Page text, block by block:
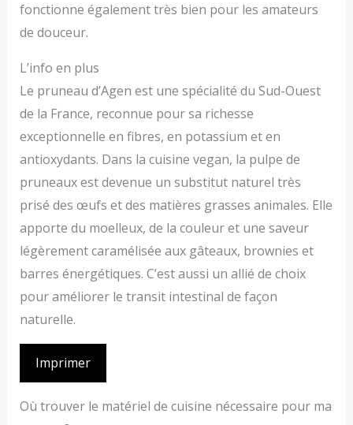
fonctionne également très bien pour les amateurs
de douceur.
L’info en plus
Le pruneau d’Agen est une spécialité du Sud-Ouest
de la France, reconnue pour sa richesse
exceptionnelle en fibres, en potassium et en
antioxydants. Dans la cuisine vegan, la pulpe de
pruneaux est devenue un substitut naturel très
prisé des œufs et des matières grasses animales. Elle
apporte du moelleux, de la couleur et une saveur
légèrement caramélisée aux gâteaux, brownies et
barres énergétiques. C’est aussi un allié de choix
pour améliorer le transit intestinal de façon
naturelle.
Imprimer
Où trouver le matériel de cuisine nécessaire pour ma